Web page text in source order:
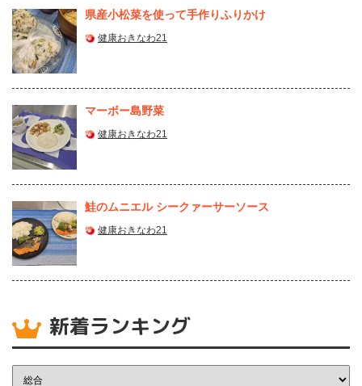
県産⼩松菜を使って⼿作りふりかけ
健康おきなわ21
マーボー島野菜
健康おきなわ21
鮭のムニエル シークァーサーソース
健康おきなわ21
新着ランキング